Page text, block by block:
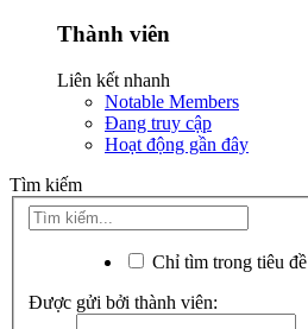
Thành viên
Liên kết nhanh
Notable Members
Đang truy cập
Hoạt động gần đây
Tìm kiếm
Chỉ tìm trong tiêu đề
Được gửi bởi thành viên: